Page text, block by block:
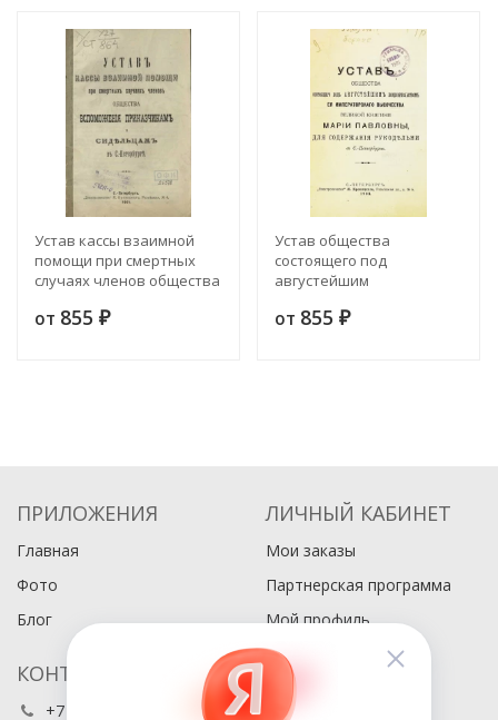
Устав кассы взаимной
помощи при смертных
случаях членов общества
приказчикам и
от 855 ₽
Устав общества
состоящего под
августейшим
императорского
от 855 ₽
ПРИЛОЖЕНИЯ
Главная
Фото
Блог
ЛИЧНЫЙ КАБИНЕТ
Мои заказы
Партнерская программа
Мой профиль
КОНТАКТЫ
+7 (495) 486-80-76